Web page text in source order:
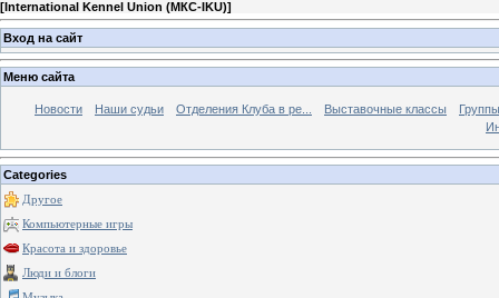
[International Kennel Union (МКС-IKU)]
Вход на сайт
Меню сайта
Новости Наши судьи Отделения Клуба в ре... Выставочные классы
Categories
Другое
Компьютерные игры
Красота и здоровье
Люди и блоги